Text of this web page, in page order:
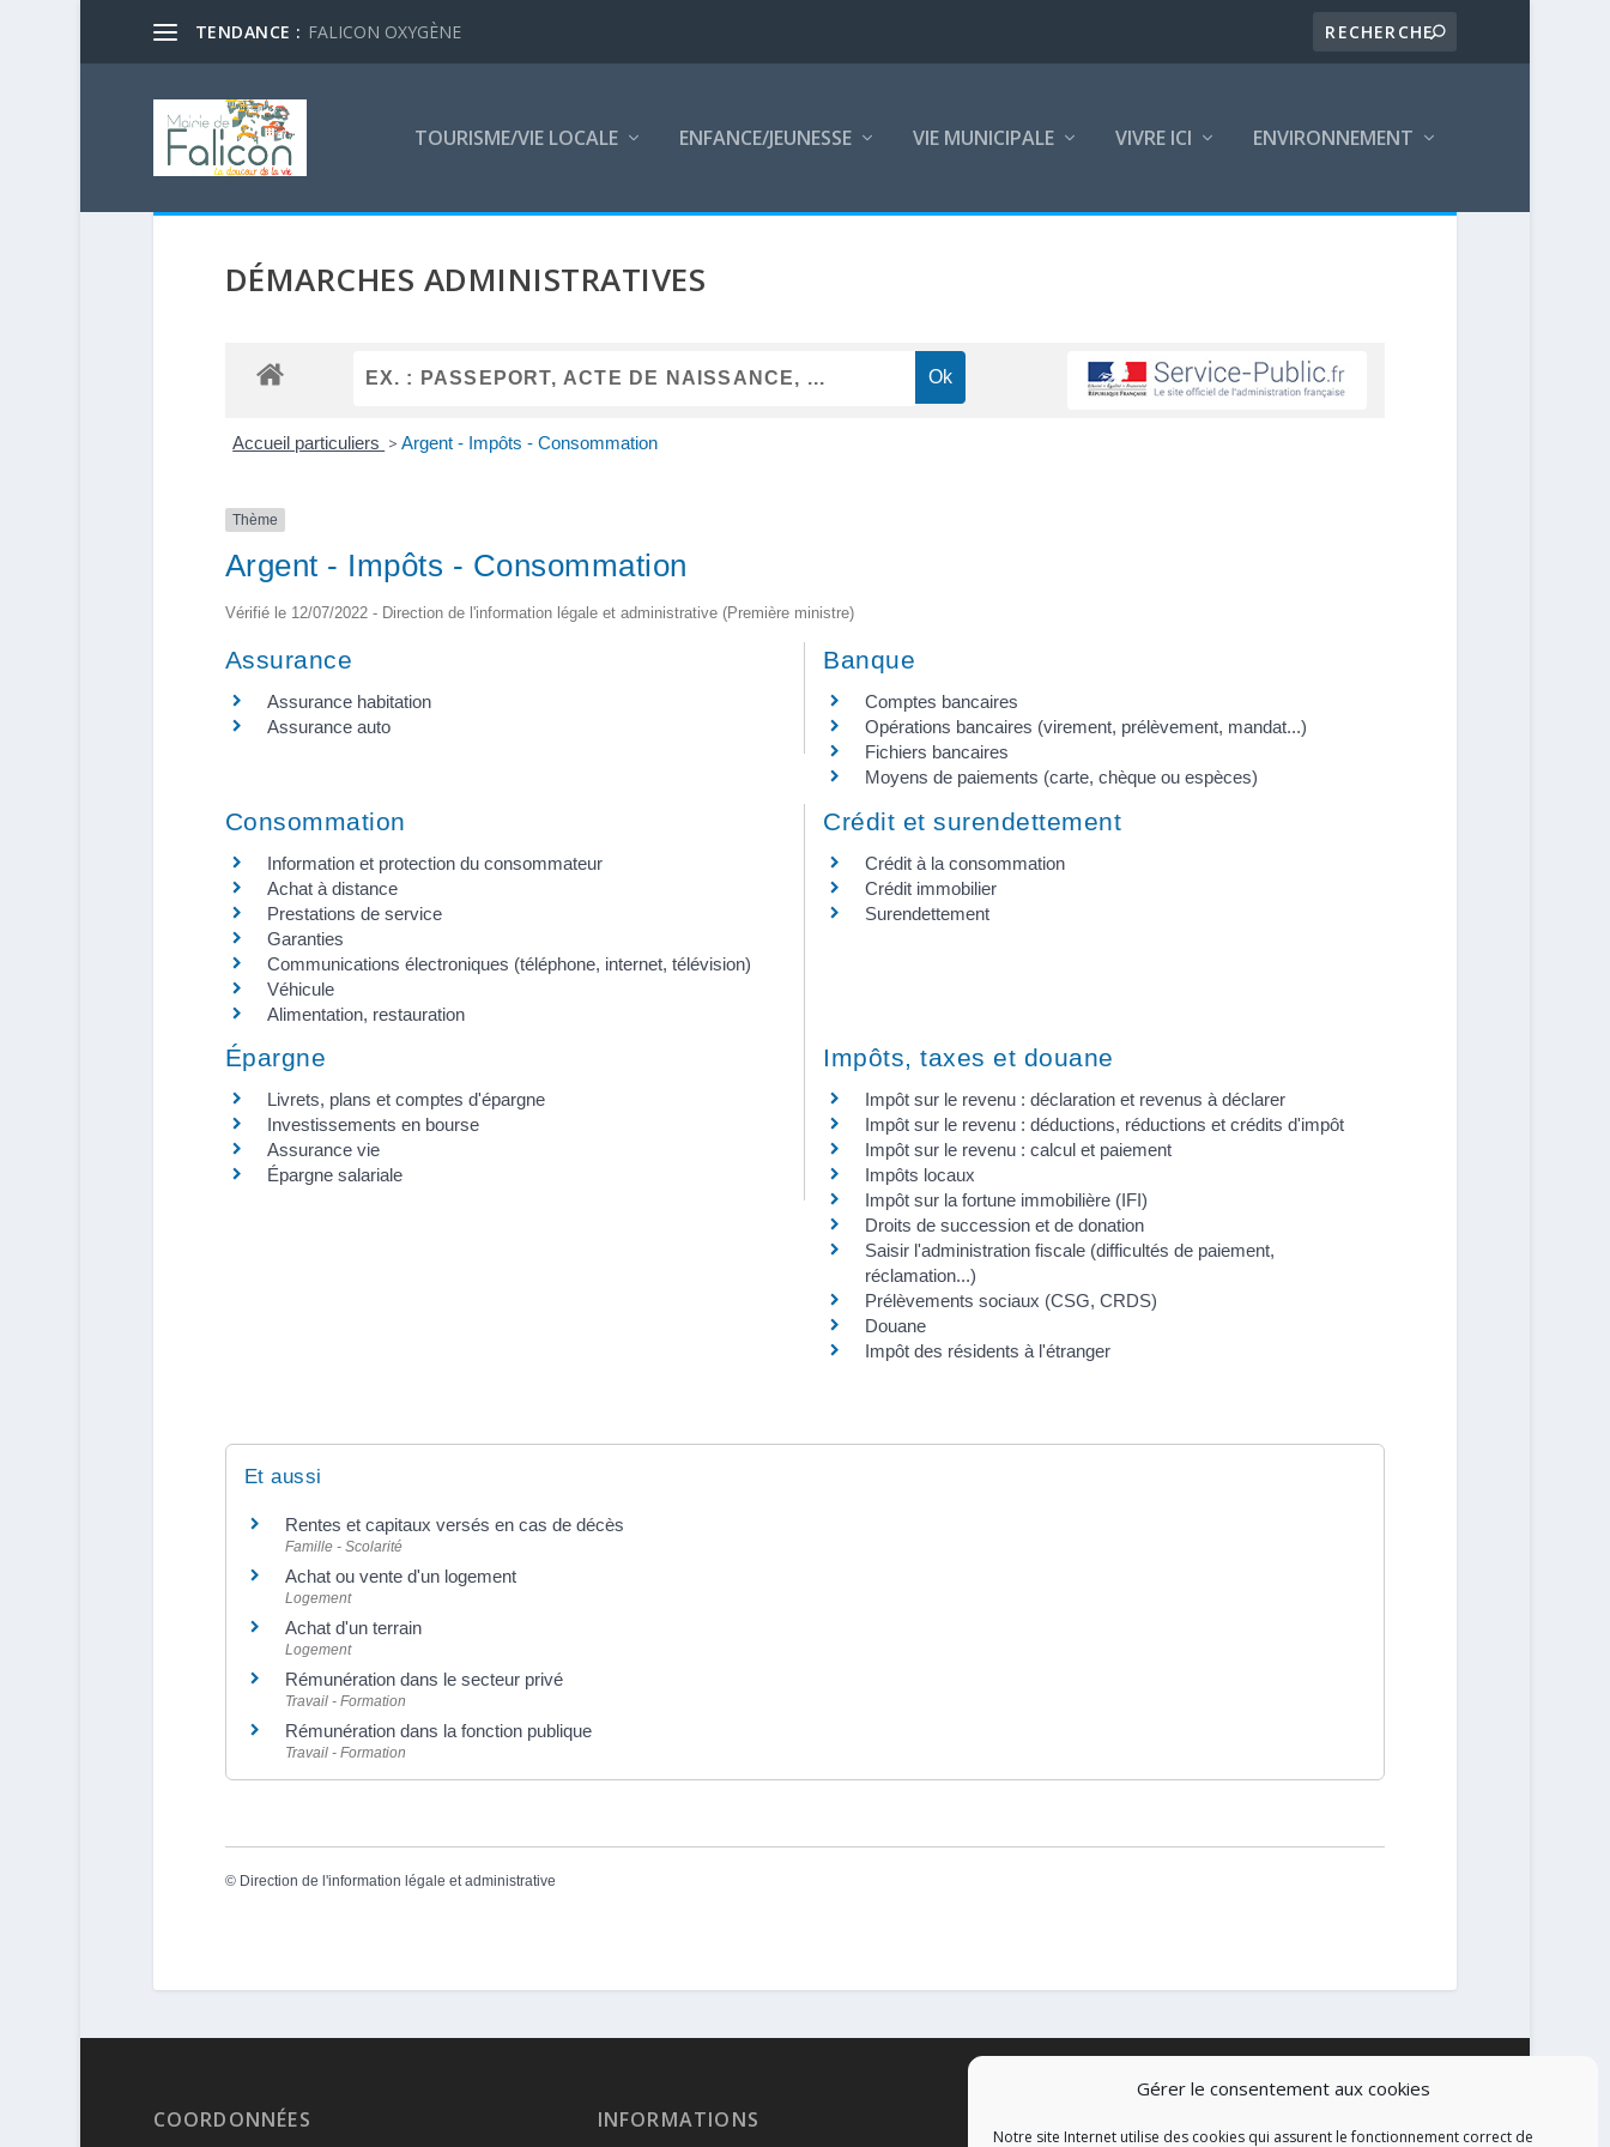
Gérer le consentement aux cookies
Notre site Internet utilise des cookies qui assurent le fonctionnement correct de
TENDANCE : FALICON OXYGÈNE
TOURISME/VIE LOCALE ENFANCE/JEUNESSE VIE MUNICIPALE VIVRE ICI ENVIRONNEMENT
DÉMARCHES ADMINISTRATIVES
Accueil particuliers > Argent - Impôts - Consommation
Thème
Argent - Impôts - Consommation
Vérifié le 12/07/2022 - Direction de l'information légale et administrative (Première ministre)
Assurance
Assurance habitation
Assurance auto
Banque
Comptes bancaires
Opérations bancaires (virement, prélèvement, mandat...)
Fichiers bancaires
Moyens de paiements (carte, chèque ou espèces)
Consommation
Information et protection du consommateur
Achat à distance
Prestations de service
Garanties
Communications électroniques (téléphone, internet, télévision)
Véhicule
Alimentation, restauration
Crédit et surendettement
Crédit à la consommation
Crédit immobilier
Surendettement
Épargne
Livrets, plans et comptes d'épargne
Investissements en bourse
Assurance vie
Épargne salariale
Impôts, taxes et douane
Impôt sur le revenu : déclaration et revenus à déclarer
Impôt sur le revenu : déductions, réductions et crédits d'impôt
Impôt sur le revenu : calcul et paiement
Impôts locaux
Impôt sur la fortune immobilière (IFI)
Droits de succession et de donation
Saisir l'administration fiscale (difficultés de paiement,
réclamation...)
Prélèvements sociaux (CSG, CRDS)
Douane
Impôt des résidents à l'étranger
Et aussi
Rentes et capitaux versés en cas de décès
Famille - Scolarité
Achat ou vente d'un logement
Logement
Achat d'un terrain
Logement
Rémunération dans le secteur privé
Travail - Formation
Rémunération dans la fonction publique
Travail - Formation
© Direction de l'information légale et administrative
COORDONNÉES INFORMATIONS